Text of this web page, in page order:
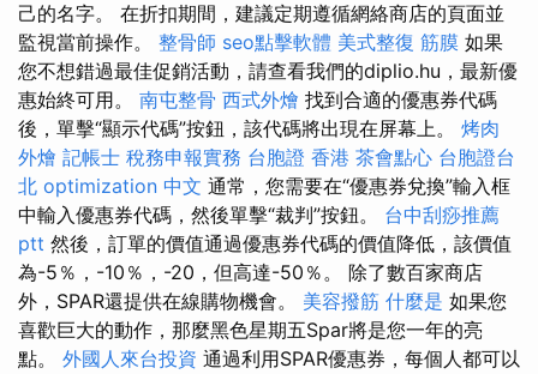
己的名字。 在折扣期間，建議定期遵循網絡商店的頁面並
監視當前操作。 整骨師 seo點擊軟體 美式整復 筋膜 如果
您不想錯過最佳促銷活動，請查看我們的diplio.hu，最新優
惠始終可用。 南屯整骨 西式外燴 找到合適的優惠券代碼
後，單擊“顯示代碼”按鈕，該代碼將出現在屏幕上。 烤肉
外燴 記帳士 稅務申報實務 台胞證 香港 茶會點心 台胞證台
北 optimization 中文 通常，您需要在“優惠券兌換”輸入框
中輸入優惠券代碼，然後單擊“裁判”按鈕。 台中刮痧推薦
ptt 然後，訂單的價值通過優惠券代碼的價值降低，該價值
為-5％，-10％，-20，但高達-50％。 除了數百家商店
外，SPAR還提供在線購物機會。 美容撥筋 什麼是 如果您
喜歡巨大的動作，那麼黑色星期五Spar將是您一年的亮
點。 外國人來台投資 通過利用SPAR優惠券，每個人都可以